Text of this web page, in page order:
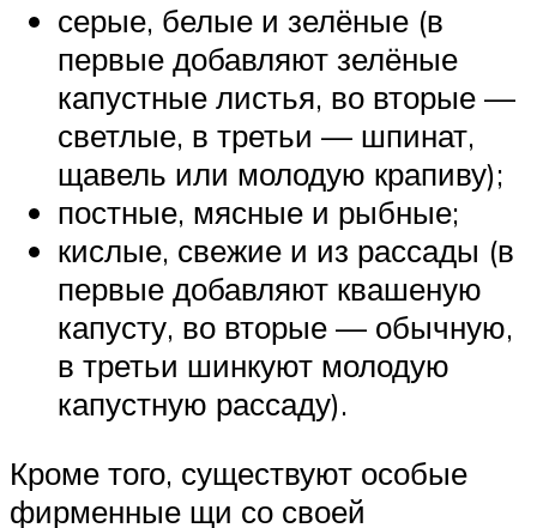
серые, белые и зелёные (в
первые добавляют зелёные
капустные листья, во вторые —
светлые, в третьи — шпинат,
щавель или молодую крапиву);
постные, мясные и рыбные;
кислые, свежие и из рассады (в
первые добавляют квашеную
капусту, во вторые — обычную,
в третьи шинкуют молодую
капустную рассаду).
Кроме того, существуют особые
фирменные щи со своей